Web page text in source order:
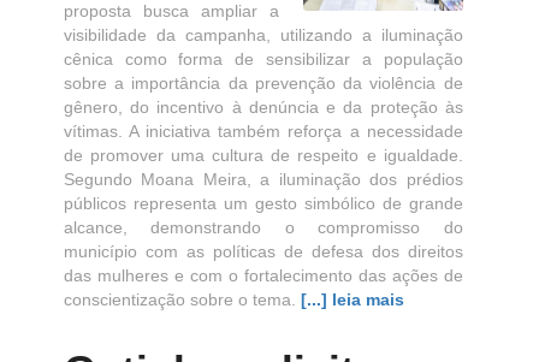
proposta busca ampliar a
visibilidade da campanha, utilizando a iluminação
cênica como forma de sensibilizar a população
sobre a importância da prevenção da violência de
gênero, do incentivo à denúncia e da proteção às
vítimas. A iniciativa também reforça a necessidade
de promover uma cultura de respeito e igualdade.
Segundo Moana Meira, a iluminação dos prédios
públicos representa um gesto simbólico de grande
alcance, demonstrando o compromisso do
município com as políticas de defesa dos direitos
das mulheres e com o fortalecimento das ações de
conscientização sobre o tema. [...] leia mais